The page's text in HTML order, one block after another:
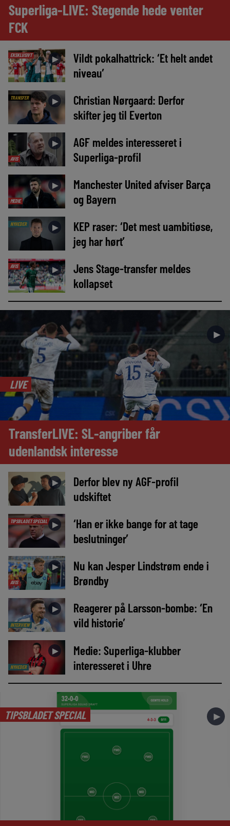
Superliga-LIVE: Stegende hede venter
FCK
EKSKLUSIVT ►
Vildt pokalhattrick: ‘Et helt andet
niveau’
TRANSFER ►
Christian Nørgaard: Derfor
skifter jeg til Everton
AVIS
►
AGF meldes interesseret i
Superliga-profil
MEDIE
►
Manchester United afviser Barça
og Bayern
NYHEDER ►
KEP raser: ‘Det mest uambitiøse,
jeg har hørt’
AVIS ►
Jens Stage-transfer meldes
kollapset
►
LIVE
TransferLIVE: SL-angriber får
udenlandsk interesse
►
Derfor blev ny AGF-profil
udskiftet
TIPSBLADET SPECIAL ►
‘Han er ikke bange for at tage
beslutninger’
AVIS
►
Nu kan Jesper Lindstrøm ende i
Brøndby
INTERVIEW
►
Reagerer på Larsson-bombe: ‘En
vild historie’
NYHEDER
►
Medie: Superliga-klubber
interesseret i Uhre
TIPSBLADET SPECIAL ►